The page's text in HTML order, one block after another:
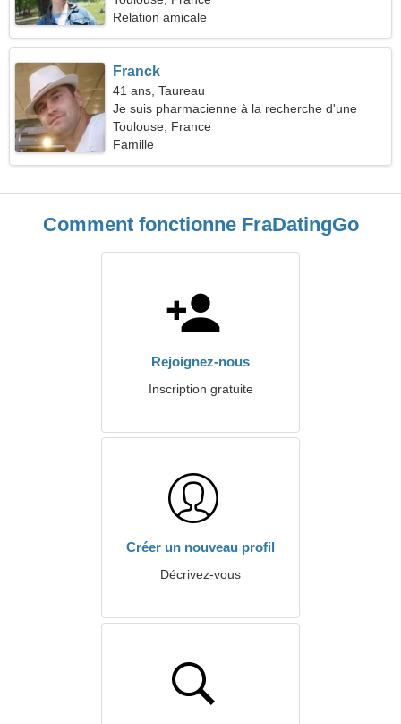
Relation amicale
Franck
41 ans, Taureau
Je suis pharmacienne à la recherche d'une
femme séduisante
Toulouse, France
Famille
Comment fonctionne FraDatingGo
Rejoignez-nous
Inscription gratuite
Créer un nouveau profil
Décrivez-vous